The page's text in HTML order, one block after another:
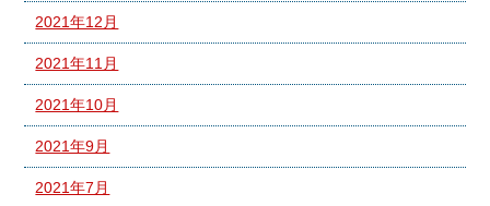
2021年12月
2021年11月
2021年10月
2021年9月
2021年7月